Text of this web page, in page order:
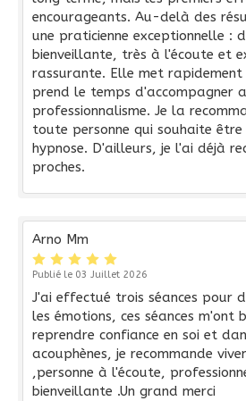
encourageants. Au-delà des
une praticienne exceptionnelle :
bienveillante, très à l'écoute et
rassurante. Elle met rapidement
prend le temps d'accompagner
professionnalisme. Je la
toute personne qui souhaite être
hypnose. D'ailleurs, je l'ai déjà
proches.
Arno Mm
Publié le 03 Juillet 2026
J'ai effectué trois séances pour
les émotions, ces séances m'ont
reprendre confiance en soi et
acouphènes, je recommande
,personne à l'écoute,
bienveillante .Un grand merci